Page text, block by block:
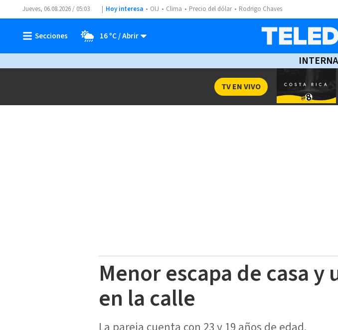
Jueves, 06.08.2026 / 05:03 Hoy interesa OIJ Clima Precio del dólar Rodrigo Chaves
16 ºC
TV EN VIVO
Menor escapa de casa
en la calle